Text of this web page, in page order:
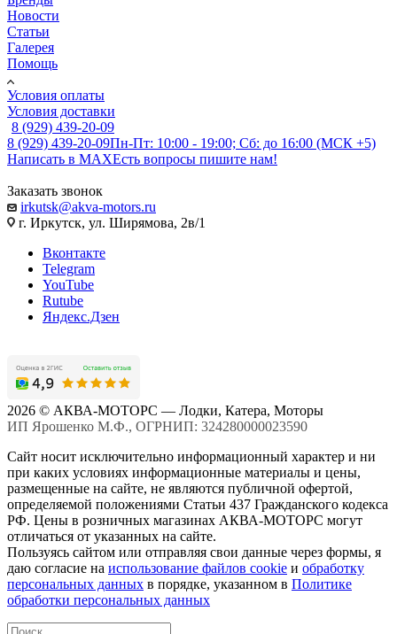
Новости
Статьи
Галерея
Помощь
Условия оплаты
Условия доставки
8 (929) 439-20-09
8 (929) 439-20-09Пн-Пт: 10:00 - 19:00; Сб: до 16:00 (МСК +5)
Написать в MAXЕсть вопросы пишите нам!
Заказать звонок
irkutsk@akva-motors.ru
г. Иркутск, ул. Ширямова, 2в/1
Вконтакте
Telegram
YouTube
Rutube
Яндекс.Дзен
2026 © АКВА-МОТОРС — Лодки, Катера, Моторы
ИП Ярошенко М.Ф., ОГРНИП: 324280000023590
Сайт носит исключительно информационный характер и ни
при каких условиях информационные материалы и цены,
размещенные на сайте, не являются публичной офертой,
определяемой положениями Статьи 437 Гражданского кодекса
РФ. Цены в розничных магазинах АКВА-МОТОРС могут
отличаться от указанных на сайте.
Пользуясь сайтом или отправляя свои данные через формы, я
даю согласие на использование файлов cookie и обработку
персональных данных в порядке, указанном в Политике
обработки персональных данных